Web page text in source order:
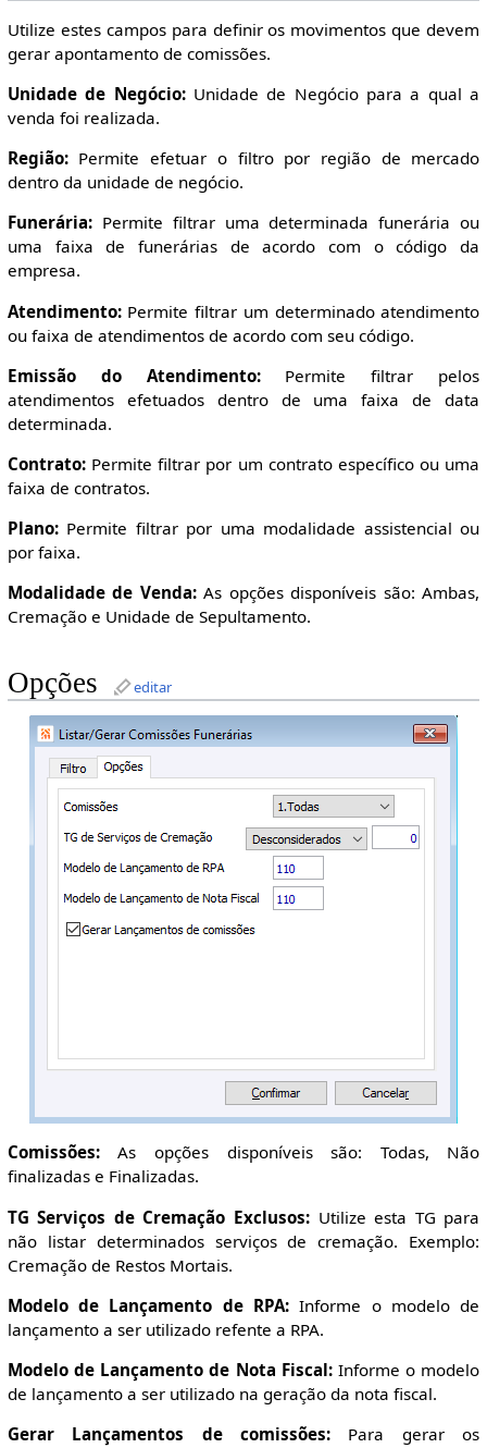
Utilize estes campos para definir os movimentos que devem
gerar apontamento de comissões.
Unidade de Negócio:Unidade de Negócio para a qual a
venda foi realizada.
Região:Permite efetuar o filtro por região de mercado
dentro da unidade de negócio.
Funerária:Permite filtrar uma determinada funerária ou
uma faixa de funerárias de acordo com o código da
empresa.
Atendimento:Permite filtrar um determinado atendimento
ou faixa de atendimentos de acordo com seu código.
Emissão do Atendimento:Permite filtrar pelos
atendimentos efetuados dentro de uma faixa de data
determinada.
Contrato:Permite filtrar por um contrato específico ou uma
faixa de contratos.
Plano:Permite filtrar por uma modalidade assistencial ou
por faixa.
Modalidade de Venda:As opções disponíveis são: Ambas,
Cremação e Unidade de Sepultamento.
Opções editar
Comissões:As opções disponíveis são: Todas, Não
finalizadas e Finalizadas.
TG Serviços de Cremação Exclusos: Utilize esta TG para
não listar determinados serviços de cremação. Exemplo:
Cremação de Restos Mortais.
Modelo de Lançamento de RPA: Informe o modelo de
lançamento a ser utilizado refente a RPA.
Modelo de Lançamento de Nota Fiscal:Informe o modelo
de lançamento a ser utilizado na geração da nota fiscal.
Gerar Lançamentos de comissões: Para gerar os